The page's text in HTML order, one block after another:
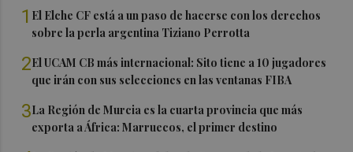
1 El Elche CF está a un paso de hacerse con los derechos
sobre la perla argentina Tiziano Perrotta
2El UCAM CB más internacional: Sito tiene a 10 jugadores
que irán con sus selecciones en las ventanas FIBA
3La Región de Murcia es la cuarta provincia que más
exporta a África: Marruecos, el primer destino